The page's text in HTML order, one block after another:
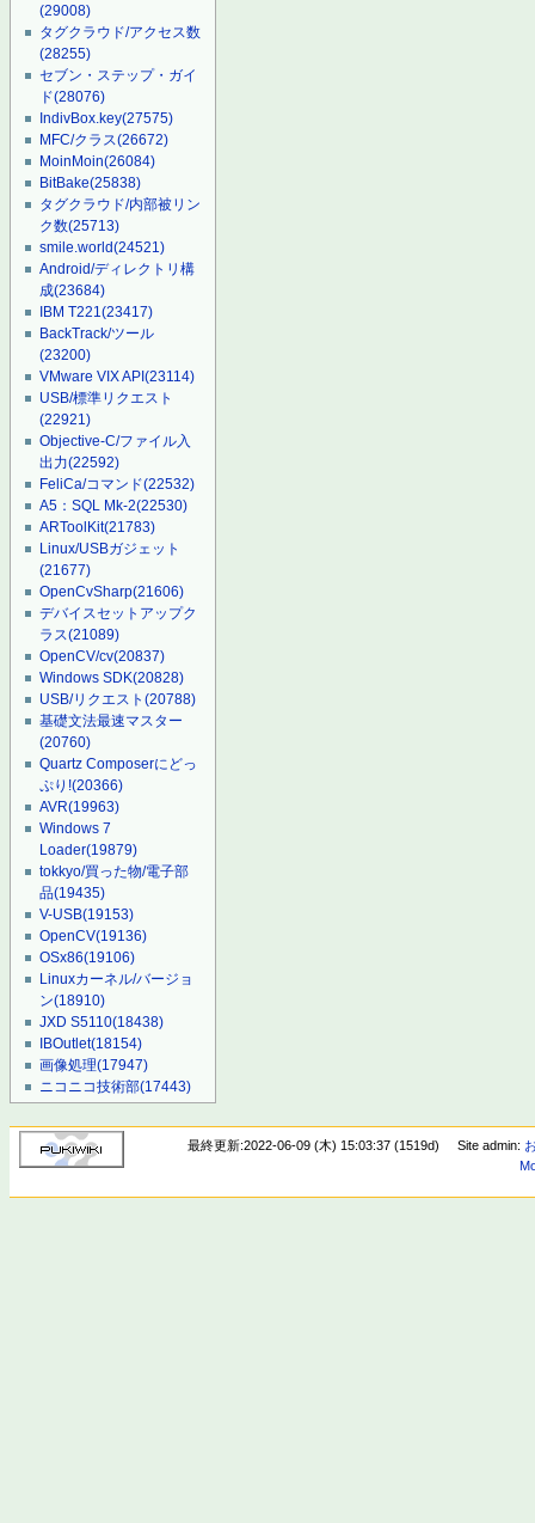
(29008)
タグクラウド/アクセス数
(28255)
セブン・ステップ・ガイ
ド(28076)
IndivBox.key(27575)
MFC/クラス(26672)
MoinMoin(26084)
BitBake(25838)
タグクラウド/内部被リン
ク数(25713)
smile.world(24521)
Android/ディレクトリ構
成(23684)
IBM T221(23417)
BackTrack/ツール
(23200)
VMware VIX API(23114)
USB/標準リクエスト
(22921)
Objective-C/ファイル入
出力(22592)
FeliCa/コマンド(22532)
A5：SQL Mk-2(22530)
ARToolKit(21783)
Linux/USBガジェット
(21677)
OpenCvSharp(21606)
デバイスセットアップク
ラス(21089)
OpenCV/cv(20837)
Windows SDK(20828)
USB/リクエスト(20788)
基礎文法最速マスター
(20760)
Quartz Composerにどっ
ぷり!(20366)
AVR(19963)
Windows 7
Loader(19879)
tokkyo/買った物/電子部
品(19435)
V-USB(19153)
OpenCV(19136)
OSx86(19106)
Linuxカーネル/バージョ
ン(18910)
JXD S5110(18438)
IBOutlet(18154)
画像処理(17947)
ニコニコ技術部(17443)
最終更新:2022-06-09 (木) 15:03:37 (1519d) Site admin: